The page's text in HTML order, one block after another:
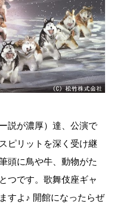
説が濃厚）達、公演で
ピリットを深く受け継
頭に鳥や牛、動物がた
つです。歌舞伎座ギャ
すよ♪ 開館になったらぜ